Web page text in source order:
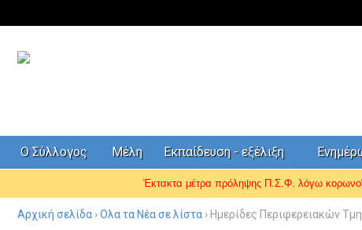
Ο Σύλλογος Μέλη Εκπαίδευση - εξέλιξη
Έκτακτα μέτρα πρόληψης Π.Σ.Φ. λόγω
Αρχική σελίδα ›Ολα τα Νέα σε λίστα › Ημερίδες Περιφερειακών